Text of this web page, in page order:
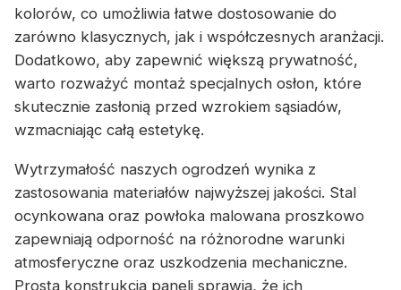
kolorów, co umożliwia łatwe dostosowanie do
zarówno klasycznych, jak i współczesnych aranżacji.
Dodatkowo, aby zapewnić większą prywatność,
warto rozważyć montaż specjalnych osłon, które
skutecznie zasłonią przed wzrokiem sąsiadów,
wzmacniając całą estetykę.
Wytrzymałość naszych ogrodzeń wynika z
zastosowania materiałów najwyższej jakości. Stal
ocynkowana oraz powłoka malowana proszkowo
zapewniają odporność na różnorodne warunki
atmosferyczne oraz uszkodzenia mechaniczne.
Prosta konstrukcja paneli sprawia, że ich